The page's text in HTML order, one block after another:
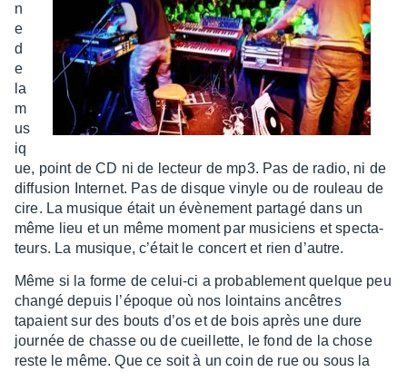
n
e
d
e
la
m
us
iq
ue, point de CD ni de lecteur de mp3. Pas de radio, ni de
diffu­sion Inter­net. Pas de disque vinyle ou de rouleau de
cire. La musique était un évène­ment partagé dans un
même lieu et un même moment par musi­ciens et spec­ta­
teurs. La musique, c’était le concert et rien d’autre.
Même si la forme de celui-ci a proba­ble­ment quelque peu
changé depuis l’époque où nos loin­tains ancêtres
tapaient sur des bouts d’os et de bois après une dure
jour­née de chasse ou de cueillette, le fond de la chose
reste le même. Que ce soit à un coin de rue ou sous la